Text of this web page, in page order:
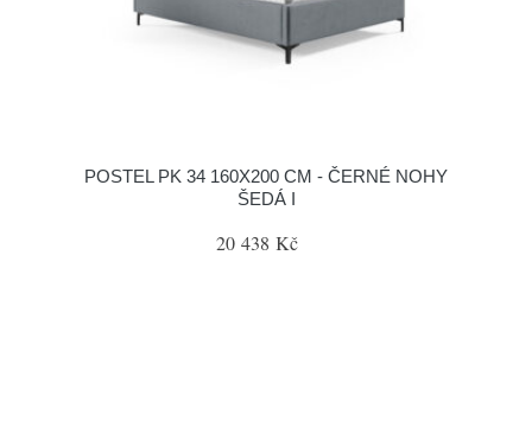
POSTEL PK 34 160X200 CM - ČERNÉ NOHY
ŠEDÁ I
20 438 Kč